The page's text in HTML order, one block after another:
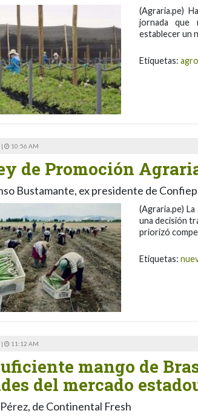
(Agraria.pe)
jornada que
establecer un
Etiquetas:
| 10:56 AM
de Promoción
Bustamante, ex presidente de Confiep
(Agraria.pe)
una decisión
priorizó
Etiquetas:
| 11:12 AM
mango de
del mercado
de Continental Fresh